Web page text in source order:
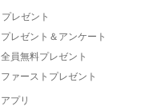
プレゼント
プレゼント＆アンケート
全員無料プレゼント
ファーストプレゼント
アプリ